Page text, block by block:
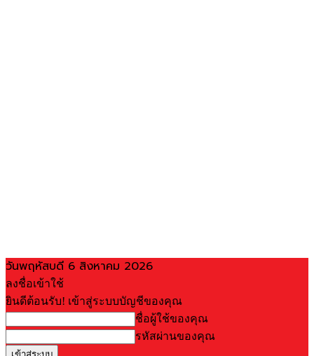
วันพฤหัสบดี 6 สิงหาคม 2026
ลงชื่อเข้าใช้
ยินดีต้อนรับ! เข้าสู่ระบบบัญชีของคุณ
ชื่อผู้ใช้ของคุณ
รหัสผ่านของคุณ